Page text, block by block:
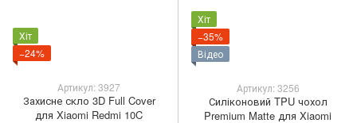
Хіт
−24%
Артикул: 3927
Захисне скло 3D Full Cover
для Xiaomi Redmi 10C
Хіт
−35%
Відео
Артикул: 3256
Силіконовий TPU чохол
Premium Matte для Xiaomi